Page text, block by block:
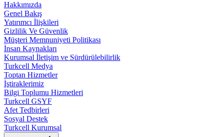
Hakkımızda
Genel Bakış
Yatırımcı İlişkileri
Gizlilik Ve Güvenlik
Müşteri Memnuniyeti Politikası
İnsan Kaynakları
Kurumsal İletişim ve Sürdürülebilirlik
Turkcell Medya
Toptan Hizmetler
İştiraklerimiz
Bilgi Toplumu Hizmetleri
Turkcell GSYF
Afet Tedbirleri
Sosyal Destek
Turkcell Kurumsal